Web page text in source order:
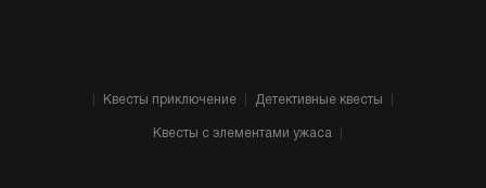
Квесты приключение Детективные квесты
Квесты с элементами ужаса